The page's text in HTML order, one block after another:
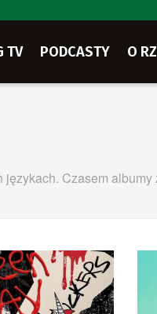
TV PODCASTY O
Czasem